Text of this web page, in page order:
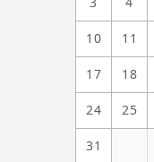
10 11
17 18
24 25
31